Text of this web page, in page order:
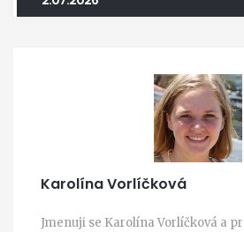
Karolína Vorlíčková
Jmenuji se Karolína Vorlíčková a